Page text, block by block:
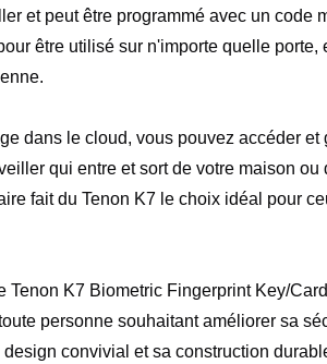
et peut être programmé avec un code
être utilisé sur n'importe quelle porte,
dans le cloud, vous pouvez accéder
qui entre et sort de votre maison ou
fait du Tenon K7 le choix idéal pour
Tenon K7 Biometric Fingerprint Key/
personne souhaitant améliorer sa
convivial et sa construction